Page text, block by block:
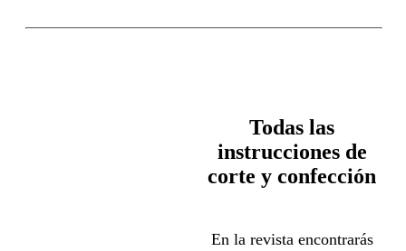
Todas las
instrucciones de
corte y confección
En la revista encontrarás